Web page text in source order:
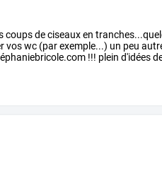
coupsdeciseauxen
voswc (parexemple...) un peu
!!! plein d'idées